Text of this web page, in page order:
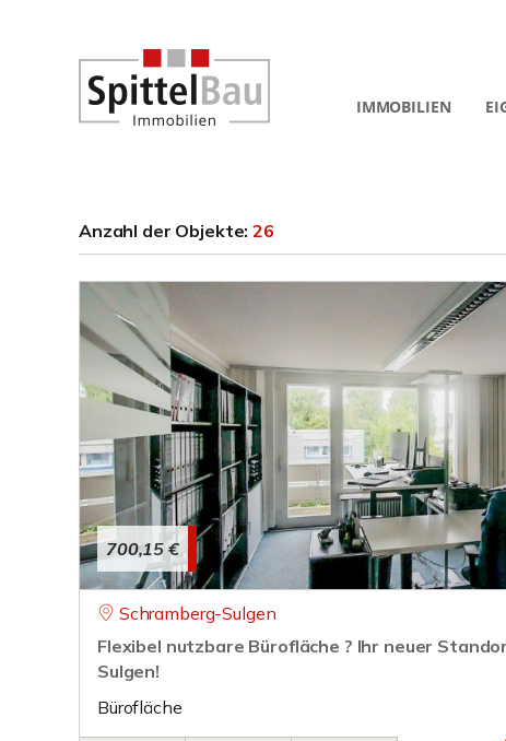
IMMOBILIEN
Anzahl der Objekte:26
700,15 €
Schramberg-Sulgen
Flexibel nutzbare Bürofläche ? Ihr neuer
Sulgen!
Bürofläche